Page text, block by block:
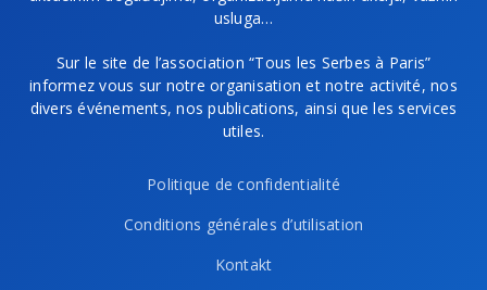
usluga…
Sur le site de l’association “Tous les Serbes à Paris”
informez vous sur notre organisation et notre activité, nos
divers événements, nos publications, ainsi que les services
utiles.
Politique de confidentialité
Conditions générales d’utilisation
Kontakt